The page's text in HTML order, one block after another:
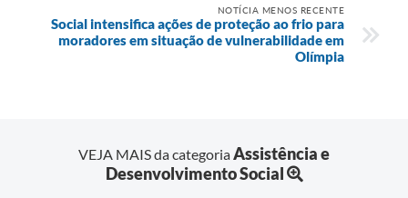
NOTÍCIA MENOS RECENTE
Social intensifica ações de proteção ao frio para
moradores em situação de vulnerabilidade em
Olímpia
VEJA MAIS da categoriaAssistência e
Desenvolvimento Social